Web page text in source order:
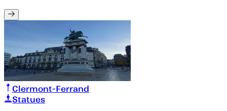
Clermont-Ferrand
Statues